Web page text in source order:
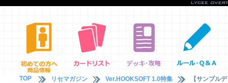
TOP リセマガジン Ver.HOOKSOFT 1.0特集 【サンプル